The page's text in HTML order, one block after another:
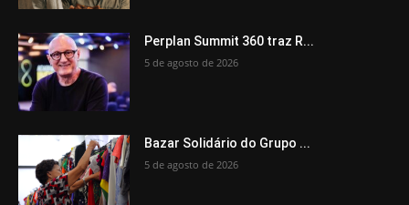
Perplan Summit 360 traz R...
5 de agosto de 2026
Bazar Solidário do Grupo ...
5 de agosto de 2026